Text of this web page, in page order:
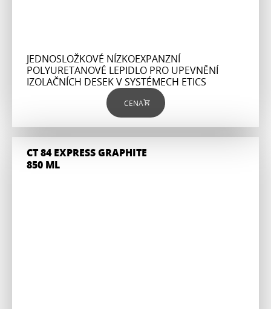
JEDNOSLOŽKOVÉ NÍZKOEXPANZNÍ
POLYURETANOVÉ LEPIDLO PRO UPEVNĚNÍ
IZOLAČNÍCH DESEK V SYSTÉMECH ETICS
CENA
CT 84 EXPRESS GRAPHITE
850 ML